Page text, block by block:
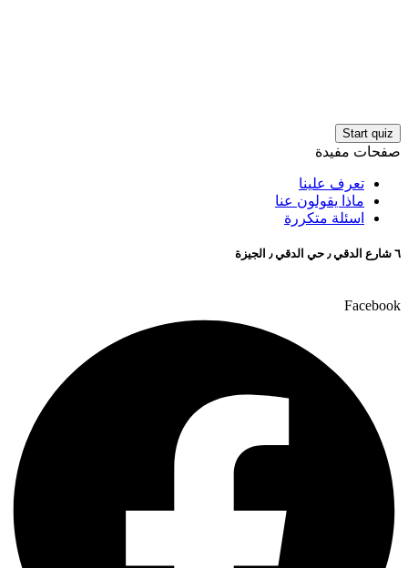
صفحات مفيدة
تعرف علينا
ماذا يقولون عنا
اسئلة متكررة
٦ شارع الدقي ٫ حي الدقي ٫ الجيزة
Facebook